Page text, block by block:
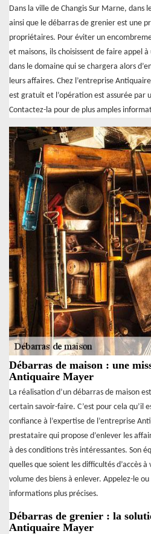
Dans la ville de Changis Sur Marne, dans
ainsi que le débarras de grenier est une
propriétaires. Pour éviter un
et maisons, ils choisissent de faire appel
dans le domaine qui se chargera alors
leurs affaires. Chez l’entreprise
est gratuit et l’opération est assurée par
Contactez-la pour de plus amples
Débarras de maison : une
Antiquaire Mayer
La réalisation d’un débarras de maison
certain savoir-faire. C’est pour cela qu’il
confiance à l’expertise de l’entreprise
prestataire qui propose d’enlever les
à des conditions très intéressantes. Son
quelles que soient les difficultés d’accès
volume des biens à enlever. Appelez-le
informations plus précises.
Débarras de grenier : la
Antiquaire Mayer